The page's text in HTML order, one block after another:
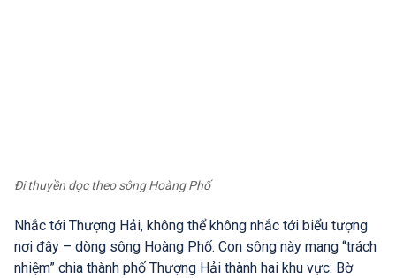
Đi thuyền dọc theo sông Hoàng Phố
Nhắc tới Thượng Hải, không thể không nhắc tới biểu tượng
nơi đây – dòng sông Hoàng Phố. Con sông này mang “trách
nhiệm” chia thành phố Thượng Hải thành hai khu vực: Bờ